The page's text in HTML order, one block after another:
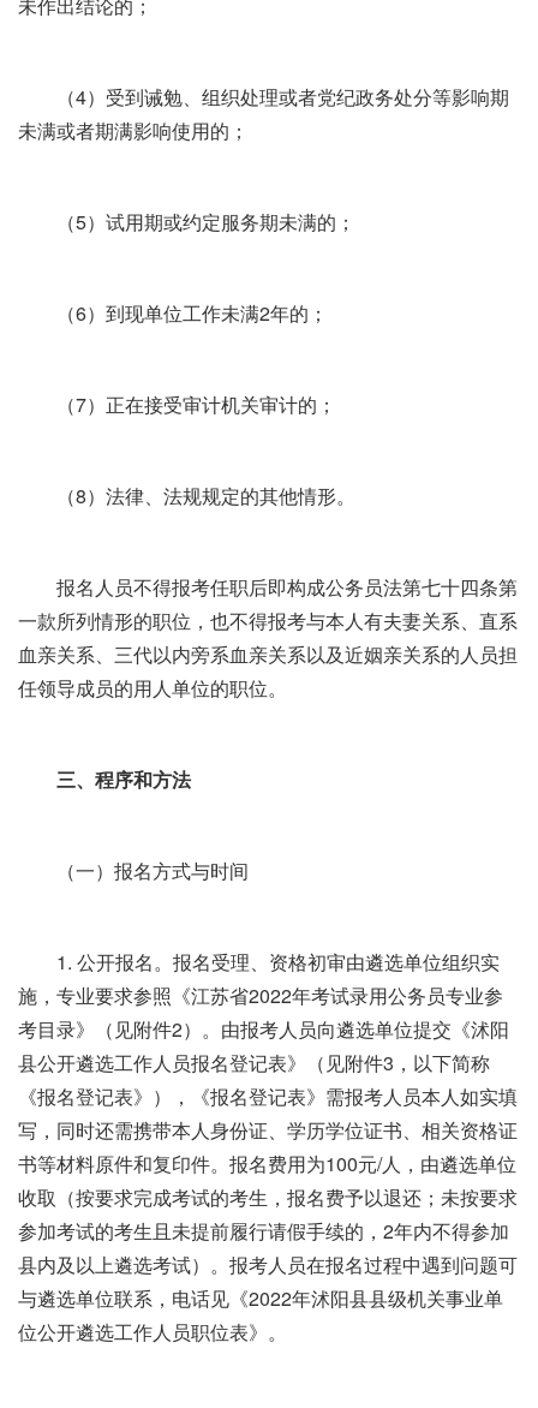
（4）受到诫勉、组织处理或者党纪政务处分等影响期
未满或者期满影响使用的；
（5）试用期或约定服务期未满的；
（6）到现单位工作未满2年的；
（7）正在接受审计机关审计的；
（8）法律、法规规定的其他情形。
报名人员不得报考任职后即构成公务员法第七十四条第
一款所列情形的职位，也不得报考与本人有夫妻关系、直系
血亲关系、三代以内旁系血亲关系以及近姻亲关系的人员担
任领导成员的用人单位的职位。
三、程序和方法
（一）报名方式与时间
1. 公开报名。报名受理、资格初审由遴选单位组织实
施，专业要求参照《江苏省2022年考试录用公务员专业参
考目录》（见附件2）。由报考人员向遴选单位提交《沭阳
县公开遴选工作人员报名登记表》（见附件3，以下简称
《报名登记表》），《报名登记表》需报考人员本人如实填
写，同时还需携带本人身份证、学历学位证书、相关资格证
书等材料原件和复印件。报名费用为100元/人，由遴选单位
收取（按要求完成考试的考生，报名费予以退还；未按要求
参加考试的考生且未提前履行请假手续的，2年内不得参加
县内及以上遴选考试）。报考人员在报名过程中遇到问题可
与遴选单位联系，电话见《2022年沭阳县县级机关事业单
位公开遴选工作人员职位表》。